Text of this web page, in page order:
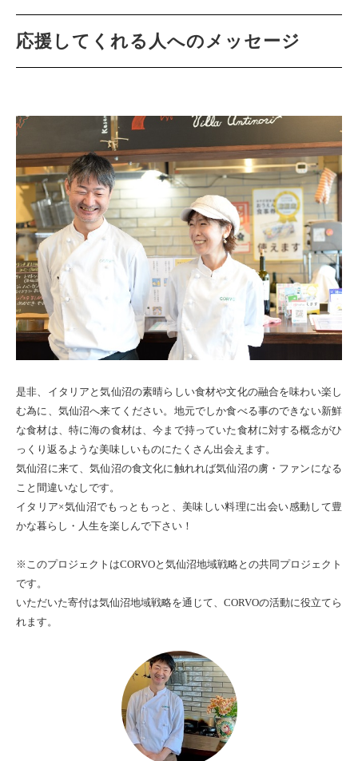
応援してくれる人へのメッセージ
是非、イタリアと気仙沼の素晴らしい食材や文化の融合を味わい楽し
む為に、気仙沼へ来てください。地元でしか食べる事のできない新鮮
な食材は、特に海の食材は、今まで持っていた食材に対する概念がひ
っくり返るような美味しいものにたくさん出会えます。
気仙沼に来て、気仙沼の食文化に触れれば気仙沼の虜・ファンになる
こと間違いなしです。
イタリア×気仙沼でもっともっと、美味しい料理に出会い感動して豊
かな暮らし・人生を楽しんで下さい！
※このプロジェクトはCORVOと気仙沼地域戦略との共同プロジェクト
です。
いただいた寄付は気仙沼地域戦略を通じて、CORVOの活動に役立てら
れます。